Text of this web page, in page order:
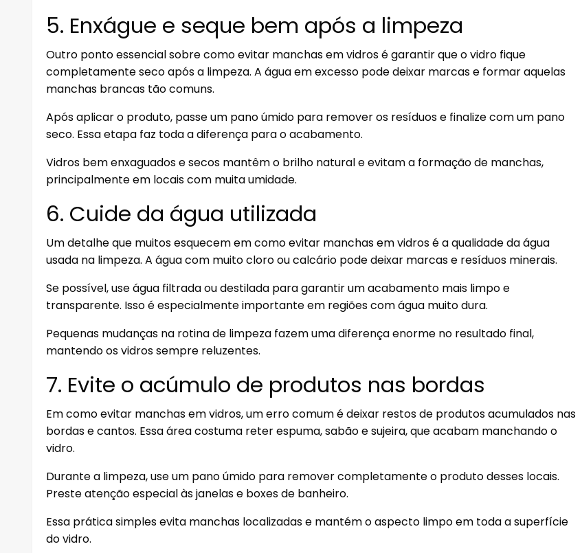
5. Enxágue e seque bem após a limpeza
Outro ponto essencial sobre como evitar manchas em vidros é garantir que o vidro fique
completamente seco após a limpeza. A água em excesso pode deixar marcas e formar aquelas
manchas brancas tão comuns.
Após aplicar o produto, passe um pano úmido para remover os resíduos e finalize com um pano
seco. Essa etapa faz toda a diferença para o acabamento.
Vidros bem enxaguados e secos mantêm o brilho natural e evitam a formação de manchas,
principalmente em locais com muita umidade.
6. Cuide da água utilizada
Um detalhe que muitos esquecem em como evitar manchas em vidros é a qualidade da água
usada na limpeza. A água com muito cloro ou calcário pode deixar marcas e resíduos minerais.
Se possível, use água filtrada ou destilada para garantir um acabamento mais limpo e
transparente. Isso é especialmente importante em regiões com água muito dura.
Pequenas mudanças na rotina de limpeza fazem uma diferença enorme no resultado final,
mantendo os vidros sempre reluzentes.
7. Evite o acúmulo de produtos nas bordas
Em como evitar manchas em vidros, um erro comum é deixar restos de produtos acumulados nas
bordas e cantos. Essa área costuma reter espuma, sabão e sujeira, que acabam manchando o
vidro.
Durante a limpeza, use um pano úmido para remover completamente o produto desses locais.
Preste atenção especial às janelas e boxes de banheiro.
Essa prática simples evita manchas localizadas e mantém o aspecto limpo em toda a superfície
do vidro.